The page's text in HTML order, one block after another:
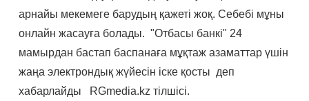
арнайы мекемеге барудың қажеті жоқ. Себебі мұны
онлайн жасауға болады. "Отбасы банкі" 24
мамырдан бастап баспанаға мұқтаж азаматтар үшін
жаңа электрондық жүйесін іске қосты деп
хабарлайды RGmedia.kz тілшісі.